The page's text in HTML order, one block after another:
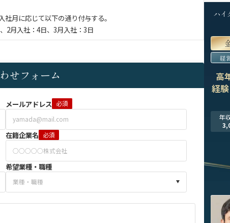
月に応じて以下の通り付与する。
2月入社：4日、3月入社：3日
せフォーム
メールアドレス 必須
在籍企業名 必須
希望業種・職種
ハイ
経
高
経
年